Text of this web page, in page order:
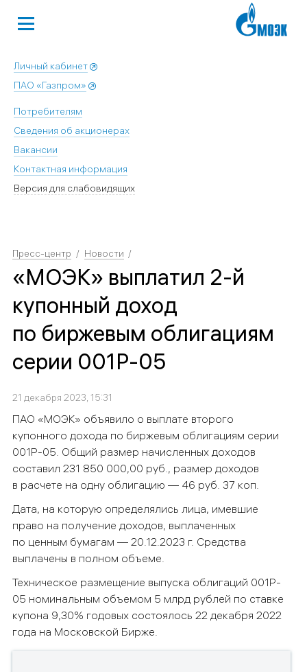
Личный кабинет
ПАО «Газпром»
Потребителям
Сведения об акционерах
Вакансии
Контактная информация
Версия для слабовидящих
Пресс-центр Новости
«МОЭК» выплатил 2-й
купонный доход
по биржевым облигациям
серии 001Р-05
21 декабря 2023, 15:31
ПАО «МОЭК» объявило о выплате второго
купонного дохода по биржевым облигациям серии
001Р-05. Общий размер начисленных доходов
составил 231 850 000,00 руб., размер доходов
в расчете на одну облигацию — 46 руб. 37 коп.
Дата, на которую определялись лица, имевшие
право на получение доходов, выплаченных
по ценным бумагам — 20.12.2023 г. Средства
выплачены в полном объеме.
Техническое размещение выпуска облигаций 001P-
05 номинальным объемом 5 млрд рублей по ставке
купона 9,30% годовых состоялось 22 декабря 2022
года на Московской Бирже.